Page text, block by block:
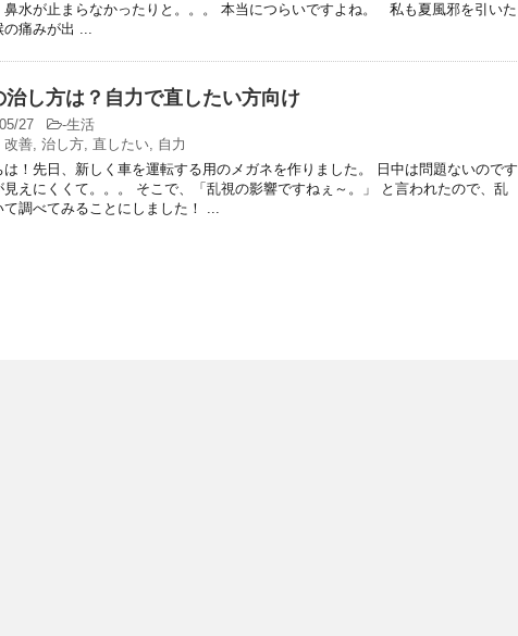
鼻水が止まらなかったりと。。。 本当につらいですよね。 私も夏風邪を引いた
の痛みが出 ...
治し方は？自力で直したい方向け
27 -生活
改善, 治し方, 直したい, 自力
は！先日、新しく車を運転する用のメガネを作りました。 日中は問題ないのです
見えにくくて。。。 そこで、「乱視の影響ですねぇ～。」 と言われたので、乱
て調べてみることにしました！ ...